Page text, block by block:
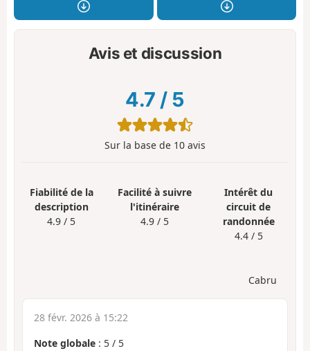
Avis et discussion
4.7 / 5
Sur la base de 10 avis
Fiabilité de la
description
4.9 / 5
Facilité à suivre
l'itinéraire
4.9 / 5
Intérêt du
circuit de
randonnée
4.4 / 5
Cabru
28 févr. 2026 à 15:22
Note globale : 5 / 5